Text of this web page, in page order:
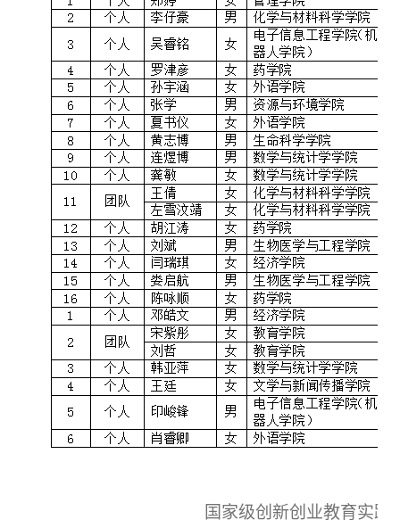
国家级创新创业教育实践